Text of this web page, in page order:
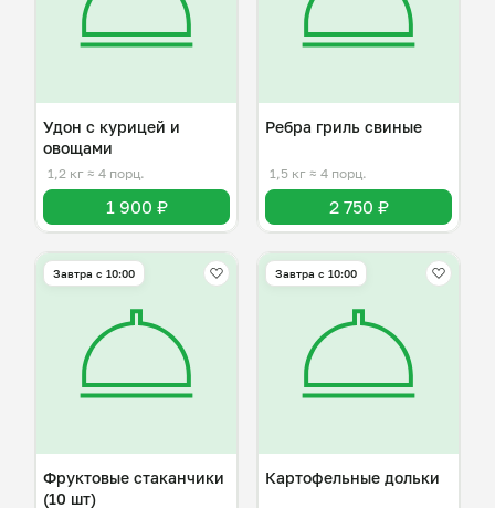
Удон с курицей и
овощами
1,2 кг ≈ 4 порц.
1 900 ₽
Ребра гриль свиные
1,5 кг ≈ 4 порц.
2 750 ₽
Завтра c 10:00
Фруктовые стаканчики
(10 шт)
Завтра c 10:00
Картофельные дольки